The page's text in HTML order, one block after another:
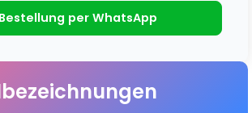
Bestellung per WhatsApp